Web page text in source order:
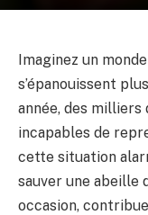
Imaginez un
s’épanouissent
année, des milliers
incapables de
cette situation
sauver une abeille
occasion,